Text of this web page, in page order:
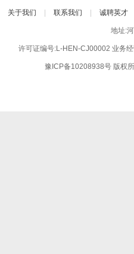
关于我们 联系我们 诚聘英才
地址:
许可证编号:L-HEN-CJ00002 业务
豫ICP备10208938号 版权